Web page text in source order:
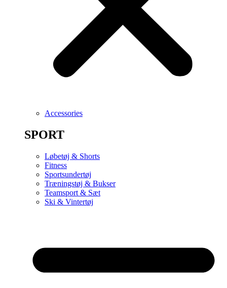
Accessories
SPORT
Løbetøj & Shorts
Fitness
Sportsundertøj
Træningstøj & Bukser
Teamsport & Sæt
Ski & Vintertøj